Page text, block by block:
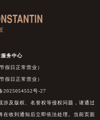
务中心
假日正常营业）
假日正常营业）
2025054552号-27
涉及版权、名誉权等侵权问题，请通过
在收到通知后立即依法处理。当前页面